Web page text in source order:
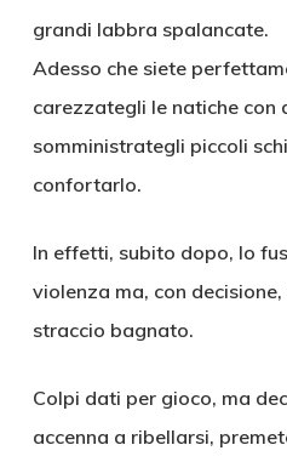
grandi labbra spalancate.
Adesso che siete
carezzategli le natiche con
somministrategli piccoli
confortarlo.
In effetti, subito dopo, lo
violenza ma, con
straccio bagnato.
Colpi dati per gioco, ma
accenna a ribellarsi,